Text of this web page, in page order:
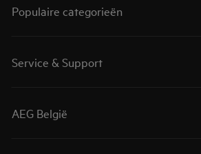
Populaire categorieën
Service & Support
AEG België